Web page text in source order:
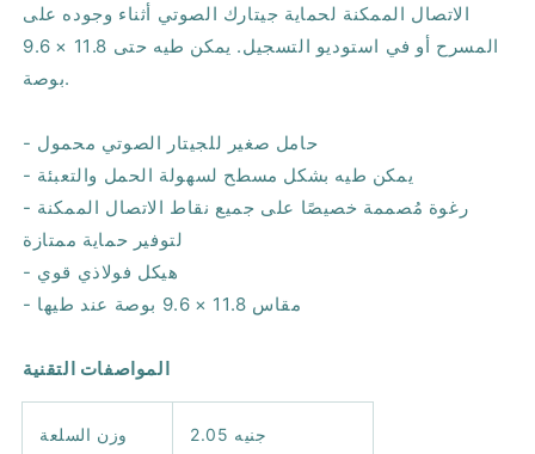
الاتصال الممكنة لحماية جيتارك الصوتي أثناء وجوده على
المسرح أو في استوديو التسجيل. يمكن طيه حتى 11.8 × 9.6
بوصة.
- حامل صغير للجيتار الصوتي محمول
- يمكن طيه بشكل مسطح لسهولة الحمل والتعبئة
- رغوة مُصممة خصيصًا على جميع نقاط الاتصال الممكنة
لتوفير حماية ممتازة
- هيكل فولاذي قوي
- مقاس 11.8 × 9.6 بوصة عند طيها
المواصفات التقنية
وزن السلعة 2.05 جنيه